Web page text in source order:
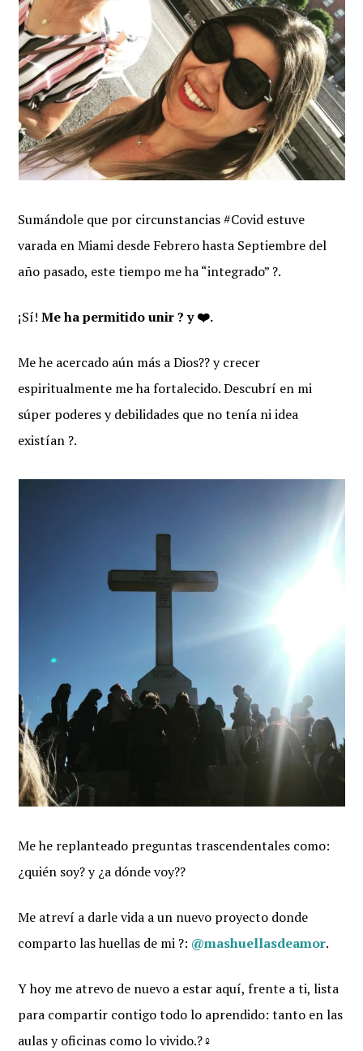
Sumándole que por circunstancias #Covid estuve
varada en Miami desde Febrero hasta Septiembre del
año pasado, este tiempo me ha “integrado” ?.
¡Sí!Me ha permitido unir ? y ❤️.
Me he acercado aún más a Dios?? y crecer
espiritualmente me ha fortalecido. Descubrí en mi
súper poderes y debilidades que no tenía ni idea
existían ?.
Me he replanteado preguntas trascendentales como:
¿quién soy? y ¿a dónde voy??
Me atreví a darle vida a un nuevo proyecto donde
comparto las huellas de mi ?: @mashuellasdeamor.
Y hoy me atrevo de nuevo a estar aquí, frente a ti, lista
para compartir contigo todo lo aprendido: tanto en las
aulas y oficinas como lo vivido.?‍♀️